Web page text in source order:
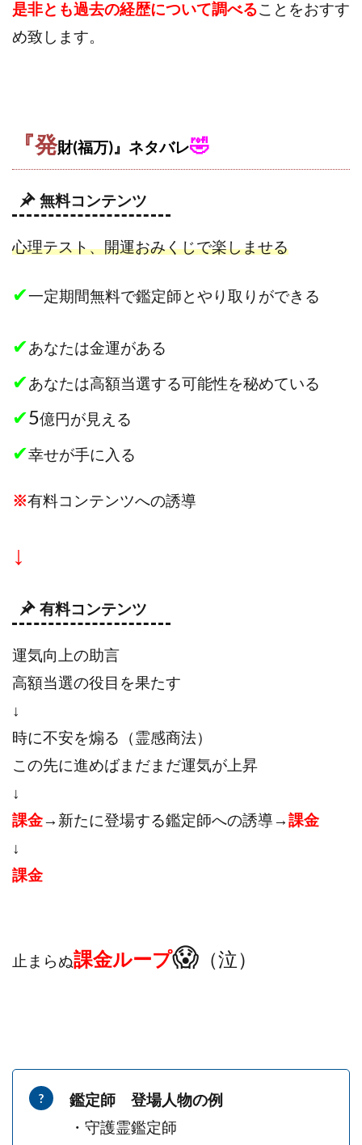
是非とも過去の経歴について調べることをおすす
め致します。
『発財(福万)』ネタバレ🤣
無料コンテンツ
心理テスト、開運おみくじで楽しませる
✔一定期間無料で鑑定師とやり取りができる
✔あなたは金運がある
✔あなたは高額当選する可能性を秘めている
✔5億円が見える
✔幸せが手に入る
※有料コンテンツへの誘導
↓
有料コンテンツ
運気向上の助言
高額当選の役目を果たす
↓
時に不安を煽る（霊感商法）
この先に進めばまだまだ運気が上昇
↓
課金→新たに登場する鑑定師への誘導→課金
↓
課金
止まらぬ課金ループ😱 （泣）
鑑定師 登場人物の例
・守護霊鑑定師